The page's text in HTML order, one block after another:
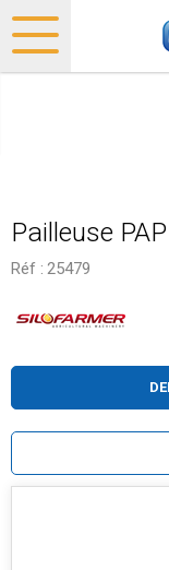
Pailleuse PAP
Réf : 25479